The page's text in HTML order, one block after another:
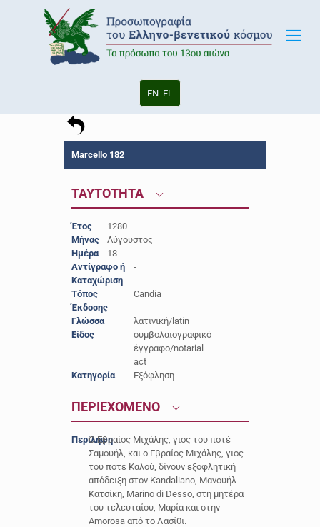
EN EL
Marcello 182
ΤΑΥΤΟΤΗΤΑ
Έτος
1280
Μήνας
Αύγουστος
Ημέρα
18
Αντίγραφο ή
Καταχώριση
-
Τόπος
Έκδοσης
Candia
Γλώσσα
λατινική/latin
Είδος
συμβολαιογραφικό
έγγραφο/notarial
act
Κατηγορία
Εξόφληση
ΠΕΡΙΕΧΟΜΕΝΟ
Περίληψη
Ο Εβραίος Μιχάλης, γιος του ποτέ
Σαμουήλ, και ο Εβραίος Μιχάλης, γιος
του ποτέ Καλού, δίνουν εξοφλητική
απόδειξη στον Kandaliano, Μανουήλ
Κατσίκη, Marino di Desso, στη μητέρα
του τελευταίου, Μαρία και στην
Amorosa από το Λασίθι.